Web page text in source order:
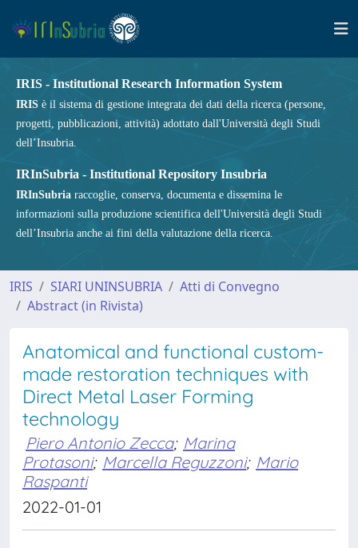
IRIS - Institutional Research Information System
IRIS è il sistema di gestione integrata dei dati della ricerca (persone,
progetti, pubblicazioni, attività) adottato dall'Università degli Studi
dell’Insubria.
IRInSubria - Institutional Repository Insubria
IRInSubria raccoglie, conserva, documenta e dissemina le
informazioni sulla produzione scientifica dell'Università degli Studi
dell’Insubria anche ai fini della valutazione della ricerca.
IRIS SIARI UNINSUBRIA
Atti di Convegno
Abstract (in Rivista)
Anatomical and functional custom-
made restoration techniques with
Direct Metal Laser Forming
technology
Piero Antonio Zecca; Marina
Protasoni; Marcella Reguzzoni; Mario
Raspanti
2022-01-01